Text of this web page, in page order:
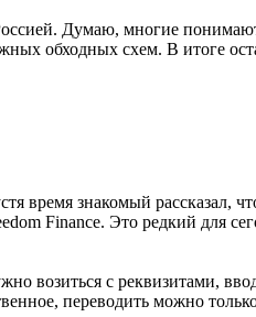
Думаю, многие
обходных схем. В итоге
время знакомый рассказал,
Finance. Это редкий для
возиться с реквизитами,
переводить можно